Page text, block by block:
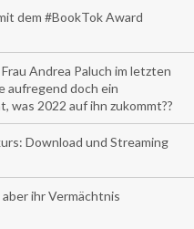
dem #BookTok Award
Andrea Paluch im letzten
aufregend doch ein
was 2022 auf ihn zukommt??
Download und Streaming
ihr Vermächtnis